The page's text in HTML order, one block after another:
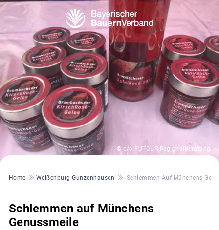
© c/o FUTOUR Regionalberatung
Pfadnavigation
Home Weißenburg-Gunzenhausen Schlemmen Auf Münchens
Schlemmen auf Münchens
Genussmeile